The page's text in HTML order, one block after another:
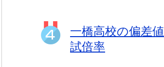
一橋高校の偏差
試倍率